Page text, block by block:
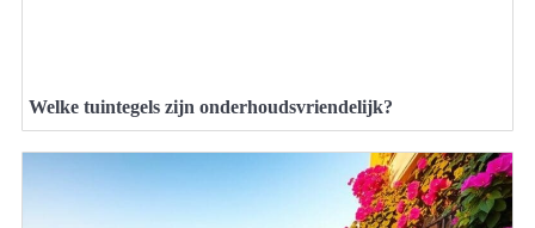
Welke tuintegels zijn onderhoudsvriendelijk?